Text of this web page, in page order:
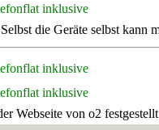
inklusive
die Geräte selbst kann
inklusive
inklusive
Webseite von o2